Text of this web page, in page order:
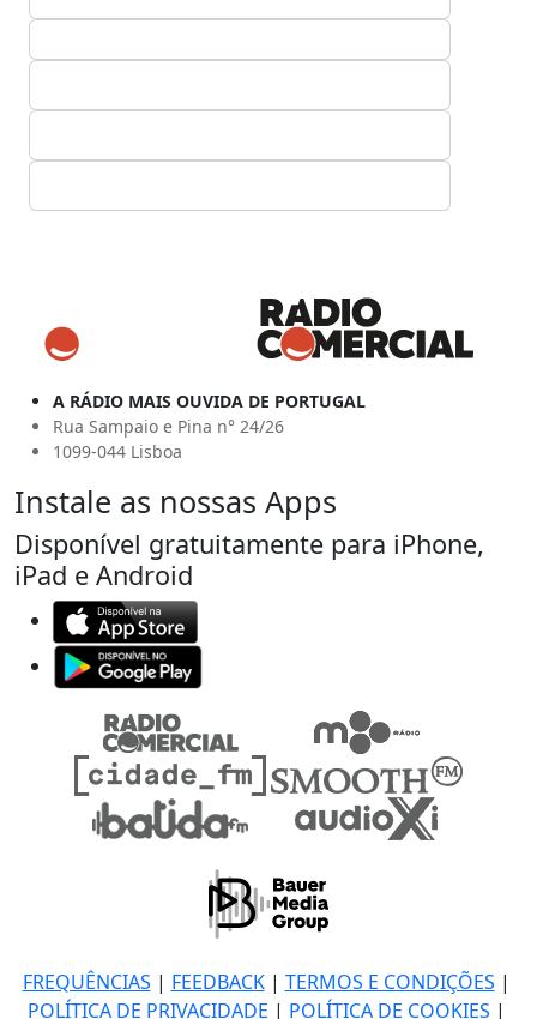
A RÁDIO MAIS OUVIDA DE PORTUGAL
Rua Sampaio e Pina n° 24/26
1099-044 Lisboa
Instale as nossas Apps
Disponível gratuitamente para iPhone,
iPad e Android
FREQUÊNCIAS | FEEDBACK| TERMOS E CONDIÇÕES |
POLÍTICA DE PRIVACIDADE | POLÍTICA DE COOKIES |